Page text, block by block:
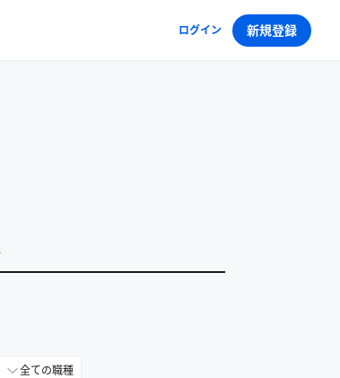
ログイン 新規登録
全ての職種